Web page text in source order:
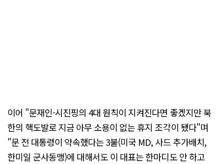
이어 "문재인-시진핑의 4대 원칙이 지켜진다면 좋겠지만 북
한의 핵도발로 지금 아무 소용이 없는 휴지 조각이 됐다"며
"문 전 대통령이 약속했다는 3불(미국 MD, 사드 추가배치,
한미일 군사동맹)에 대해서도 이 대표는 한마디도 안 하고